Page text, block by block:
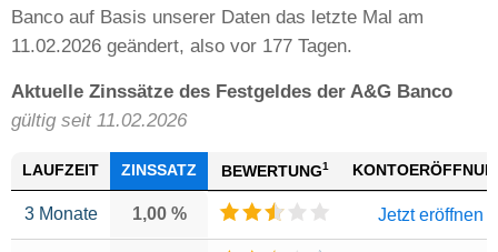
Banco auf Basis unserer Daten das letzte Mal am
11.02.2026 geändert, also vor 177 Tagen.
Aktuelle Zinssätze des Festgeldes der A&G Banco
gültig seit 11.02.2026
LAUFZEIT ZINSSATZ BEWERTUNG1
3 Monate 1,00 % Jetzt eröffnen